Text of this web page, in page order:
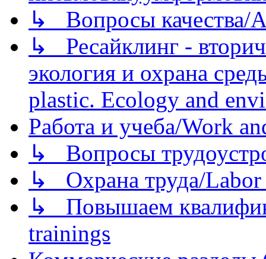
↳ Вопросы качества/
↳ Ресайклинг -
экология и охрана
plastic. Ecology and
Работа и учеба/Work
↳ Вопросы
↳ Охрана труда/Labor
↳ Повышаем
trainings